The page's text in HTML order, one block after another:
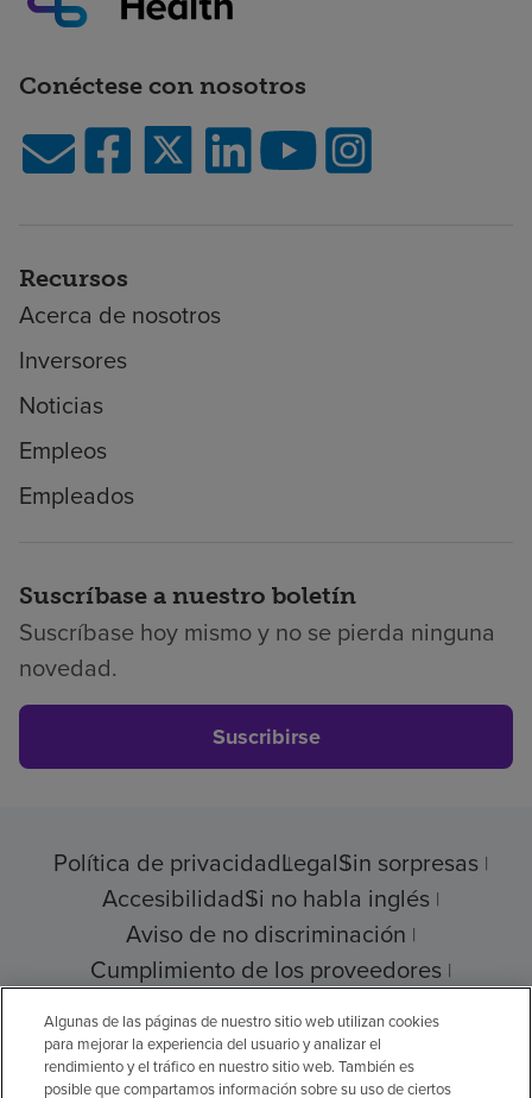
Conéctese con nosotros
Recursos
Acerca de nosotros
Inversores
Noticias
Empleos
Empleados
Suscríbase a nuestro boletín
Suscríbase hoy mismo y no se pierda ninguna
novedad.
Suscribirse
Política de privacidadLegalSin sorpresas
AccesibilidadSi no habla inglés
Aviso de no discriminación
Cumplimiento de los proveedores
Algunas de las páginas de nuestro sitio web utilizan cookies
para mejorar la experiencia del usuario y analizar el
rendimiento y el tráfico en nuestro sitio web. También es
posible que compartamos información sobre su uso de ciertos